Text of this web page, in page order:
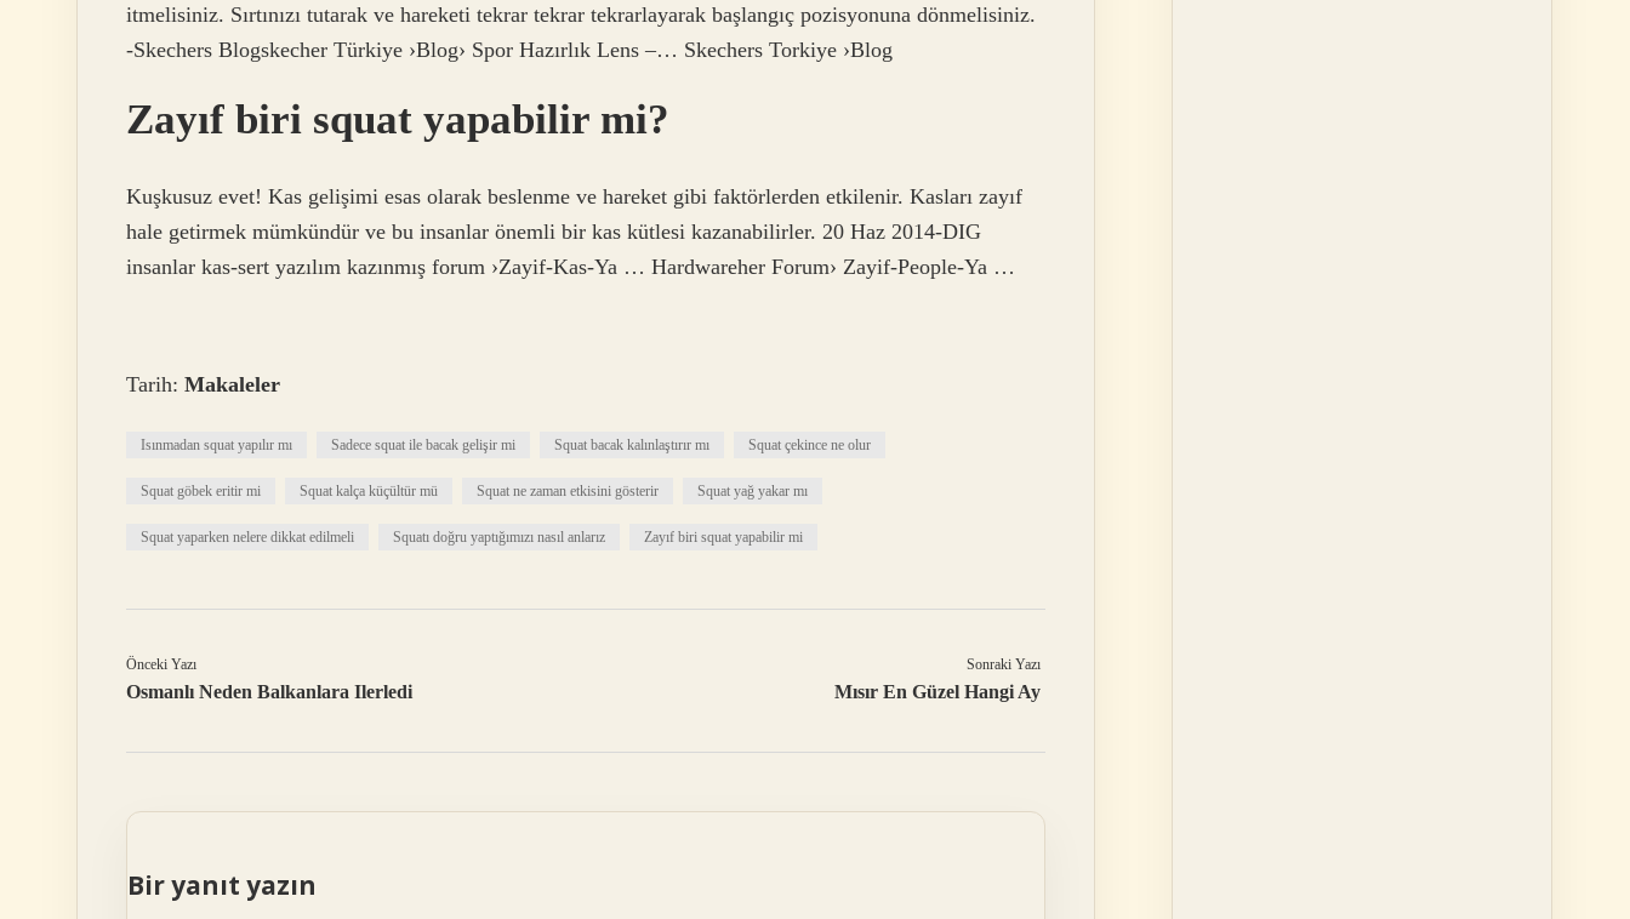
itmelisiniz. Sırtınızı tutarak ve hareketi tekrar tekrar tekrarlayarak başlangıç ​​pozisyonuna dönmelisiniz.
-Skechers Blogskecher Türkiye ›Blog› Spor Hazırlık Lens –… Skechers Torkiye ›Blog
Zayıf biri squat yapabilir mi?
Kuşkusuz evet! Kas gelişimi esas olarak beslenme ve hareket gibi faktörlerden etkilenir. Kasları zayıf
hale getirmek mümkündür ve bu insanlar önemli bir kas kütlesi kazanabilirler. 20 Haz 2014-DIG
insanlar kas-sert yazılım kazınmış forum ›Zayif-Kas-Ya … Hardwareher Forum› Zayif-People-Ya …
Tarih: Makaleler
Isınmadan squat yapılır mı Sadece squat ile bacak gelişir mi Squat bacak kalınlaştırır mı Squat çekince ne olur
Squat göbek eritir mi Squat kalça küçültür mü Squat ne zaman etkisini gösterir Squat yağ yakar mı
Squat yaparken nelere dikkat edilmeli Squatı doğru yaptığımızı nasıl anlarız Zayıf biri squat yapabilir mi
Önceki Yazı
Osmanlı Neden Balkanlara Ilerledi
Sonraki Yazı
Mısır En Güzel Hangi Ay
Bir yanıt yazın